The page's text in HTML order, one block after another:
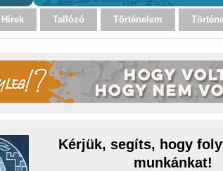
Hírek Tallózó Történelem
Kérjük, segíts, hogy
munkánkat!